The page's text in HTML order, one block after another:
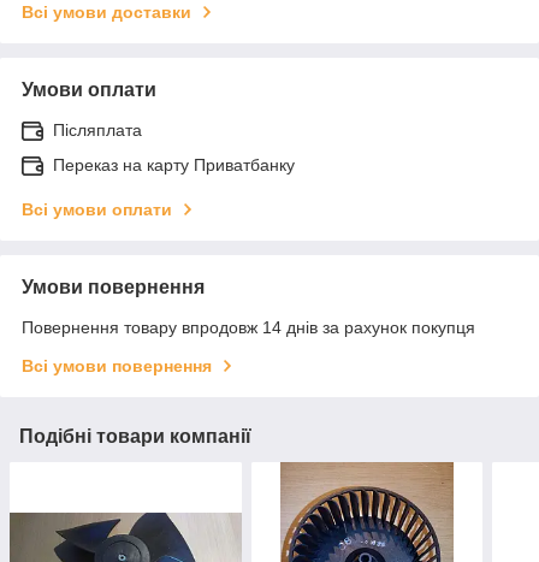
Всі умови доставки
Умови оплати
Післяплата
Переказ на карту Приватбанку
Всі умови оплати
Умови повернення
Повернення товару впродовж 14 днів за рахунок покупця
Всі умови повернення
Подібні товари компанії